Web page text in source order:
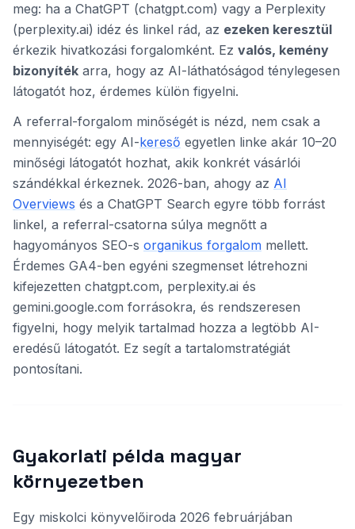
meg: ha a ChatGPT (chatgpt.com) vagy a Perplexity
(perplexity.ai) idéz és linkel rád, az ezeken keresztül
érkezik hivatkozási forgalomként. Ez valós, kemény
bizonyíték arra, hogy az AI-láthatóságod ténylegesen
látogatót hoz, érdemes külön figyelni.
A referral-forgalom minőségét is nézd, nem csak a
mennyiségét: egy AI-kereső egyetlen linke akár 10–20
minőségi látogatót hozhat, akik konkrét vásárlói
szándékkal érkeznek. 2026-ban, ahogy az AI
Overviews és a ChatGPT Search egyre több forrást
linkel, a referral-csatorna súlya megnőtt a
hagyományos SEO-s organikus forgalom mellett.
Érdemes GA4-ben egyéni szegmenset létrehozni
kifejezetten chatgpt.com, perplexity.ai és
gemini.google.com forrásokra, és rendszeresen
figyelni, hogy melyik tartalmad hozza a legtöbb AI-
eredésű látogatót. Ez segít a tartalomstratégiát
pontosítani.
Gyakorlati példa magyar
környezetben
Egy miskolci könyvelőiroda 2026 februárjában